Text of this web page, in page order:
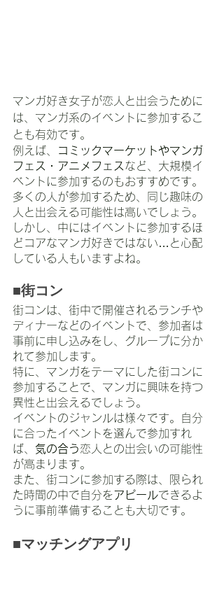
マンガ好き女子が恋人と出会うために
は、マンガ系のイベントに参加するこ
とも有効です。
例えば、
コミックマーケットやマンガ
フェス・アニメフェス など、大規模イ
ベントに参加するのもおすすめです。
多くの人が参加するため、同じ趣味の
人と出会える可能性は高いでしょう。
しかし、中にはイベントに参加するほ
どコアなマンガ好きではない…と心配
している人もいますよね。
■街コン
街コンは、街中で開催されるランチや
ディナーなどのイベントで、参加者は
事前に申し込みをし、グループに分か
れて参加します。
特に、マンガをテーマにした街コンに
参加することで、マンガに興味を持つ
異性と出会えるでしょう。
イベントのジャンルは様々です。自分
に合ったイベントを選んで参加すれ
ば、 気の合う恋人との出会いの可能性
が高まります。
また、街コンに参加する際は、限られ
た時間の中で自分をアピールできるよ
うに事前準備することも大切です。
■マッチングアプリ